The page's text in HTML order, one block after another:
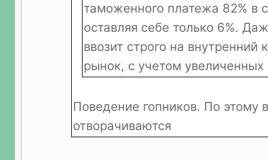
таможенного платежа 82% в
оставляя себе только 6%.
ввозит строго на внутренний
рынок, с учетом
Поведение гопников. По этому
отворачиваются